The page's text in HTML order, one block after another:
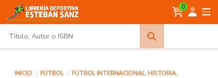
0
INICIO FÚTBOL
FÚTBOL INTERNACIONAL: HISTORIA,